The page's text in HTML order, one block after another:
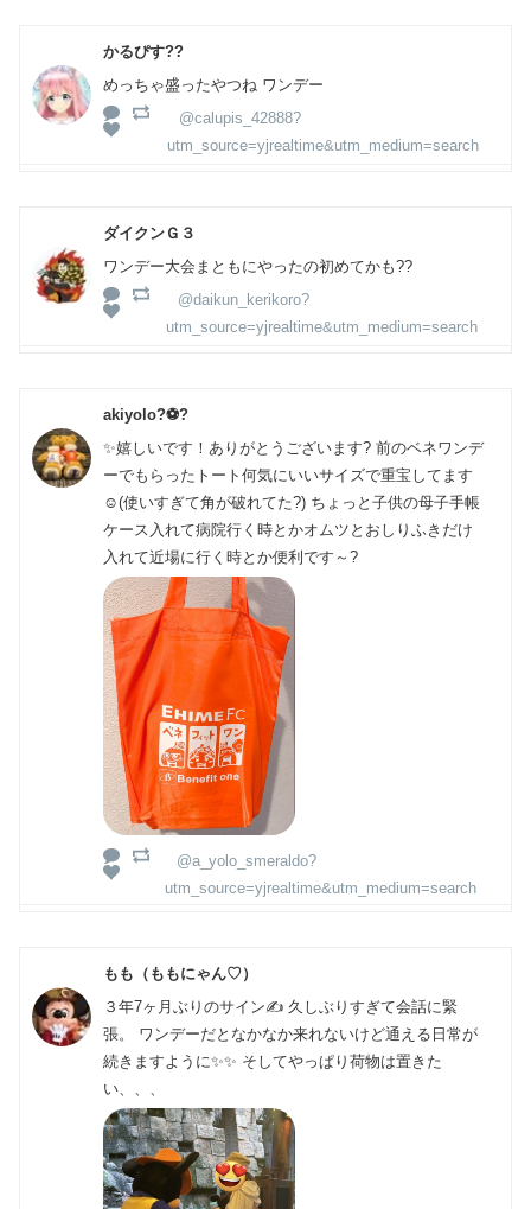
かるぴす??
めっちゃ盛ったやつね ワンデー
@calupis_42888?
utm_source=yjrealtime&utm_medium=search
ダイクンＧ３
ワンデー大会まともにやったの初めてかも??
@daikun_kerikoro?
utm_source=yjrealtime&utm_medium=search
akiyolo?⚽️?
✨嬉しいです！ありがとうございます? 前のベネワンデ
ーでもらったトート何気にいいサイズで重宝してます
☺️(使いすぎて角が破れてた?) ちょっと子供の母子手帳
ケース入れて病院行く時とかオムツとおしりふきだけ
入れて近場に行く時とか便利です～?
@a_yolo_smeraldo?
utm_source=yjrealtime&utm_medium=search
もも（ももにゃん♡）
３年7ヶ月ぶりのサイン✍️ 久しぶりすぎて会話に緊
張。 ワンデーだとなかなか来れないけど通える日常が
続きますように✨✨ そしてやっぱり荷物は置きた
い、、、